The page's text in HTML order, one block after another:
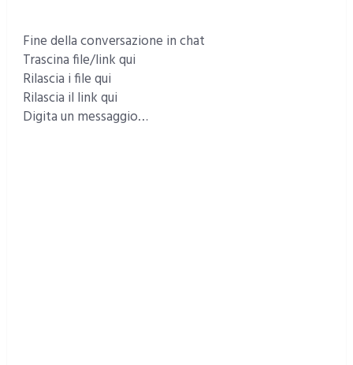
Fine della conversazione in chat
Trascina file/link qui
Rilascia i file qui
Rilascia il link qui
Digita un messaggio…